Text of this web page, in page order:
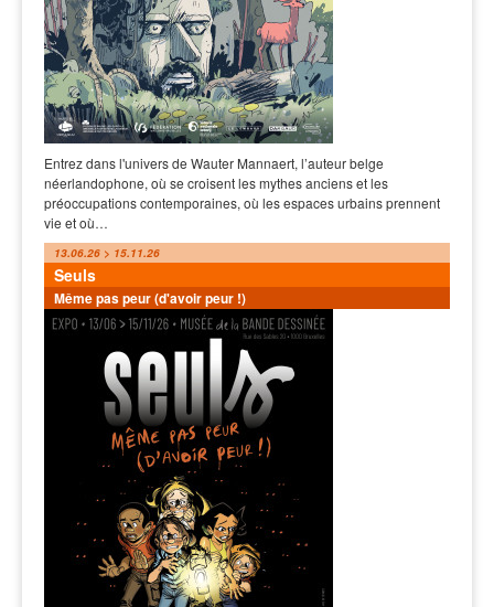
Entrez dans l'univers de Wauter Mannaert, l’auteur belge
néerlandophone, où se croisent les mythes anciens et les
préoccupations contemporaines, où les espaces urbains prennent
vie et où…
13.06.26 > 15.11.26
Seuls
Même pas peur (d'avoir peur !)